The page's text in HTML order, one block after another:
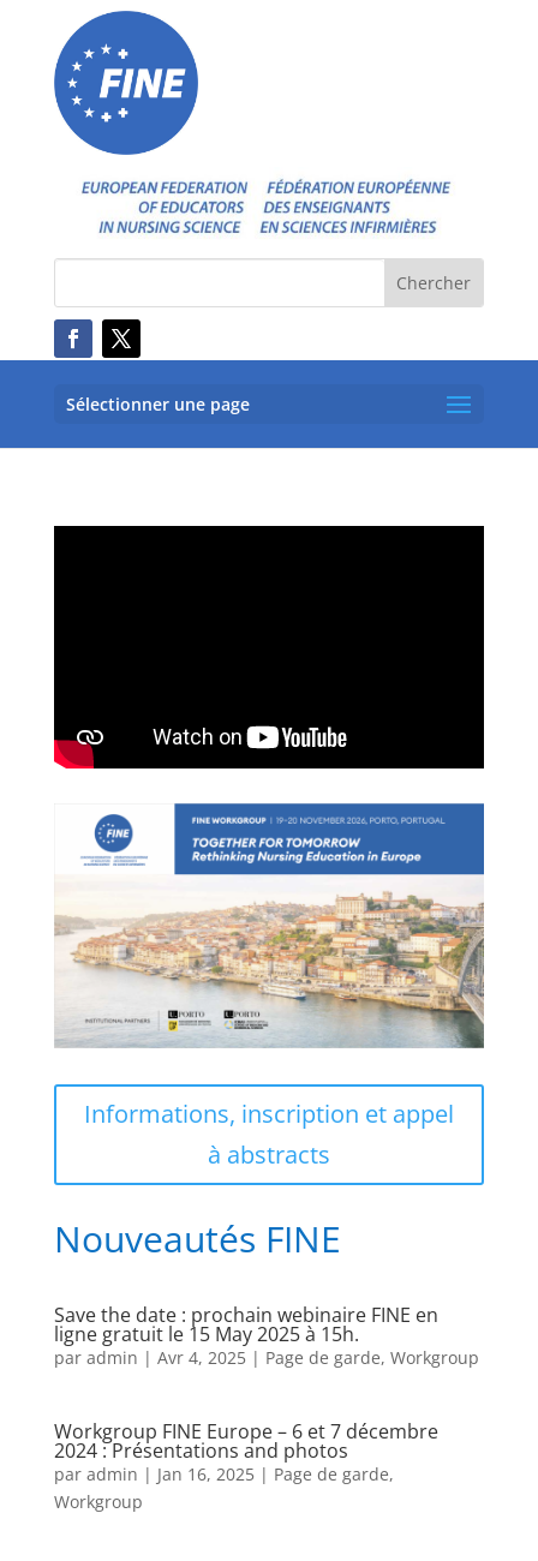
Sélectionner une page
Informations, inscription et appel
à abstracts
Nouveautés FINE
Save the date : prochain webinaire FINE en
ligne gratuit le 15 May 2025 à 15h.
par admin | Avr 4, 2025| Page de garde, Workgroup
Workgroup FINE Europe – 6 et 7 décembre
2024 : Présentations and photos
par admin | Jan 16, 2025| Page de garde,
Workgroup